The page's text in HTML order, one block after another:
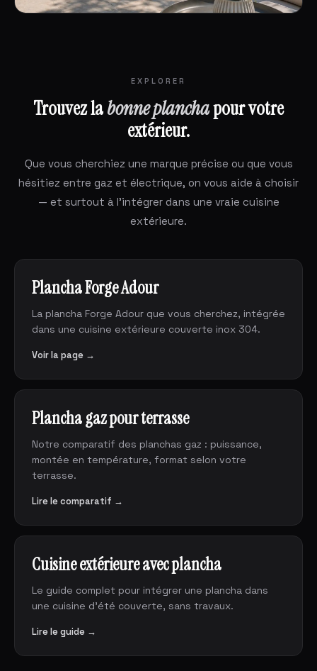
EXPLORER
Trouvez labonne planchapour votre
extérieur.
Que vous cherchiez une marque précise ou que vous
hésitiez entre gaz et électrique, on vous aide à choisir
— et surtout à l'intégrer dans une vraie cuisine
extérieure.
Plancha Forge Adour
La plancha Forge Adour que vous cherchez, intégrée
dans une cuisine extérieure couverte inox 304.
Voir la page →
Plancha gaz pour terrasse
Notre comparatif des planchas gaz : puissance,
montée en température, format selon votre
terrasse.
Lire le comparatif →
Cuisine extérieure avec plancha
Le guide complet pour intégrer une plancha dans
une cuisine d'été couverte, sans travaux.
Lire le guide →